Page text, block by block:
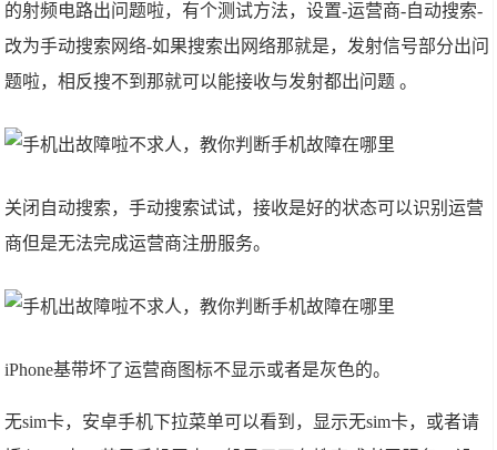
的射频电路出问题啦，有个测试方法，设置-运营商-自动搜索-
改为手动搜索网络-如果搜索出网络那就是，发射信号部分出问
题啦，相反搜不到那就可以能接收与发射都出问题 。
关闭自动搜索，手动搜索试试，接收是好的状态可以识别运营
商但是无法完成运营商注册服务。
iPhone基带坏了运营商图标不显示或者是灰色的。
无sim卡，安卓手机下拉菜单可以看到，显示无sim卡，或者请